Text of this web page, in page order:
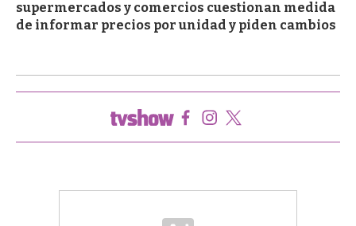
supermercados y comercios cuestionan medida
de informar precios por unidad y piden cambios